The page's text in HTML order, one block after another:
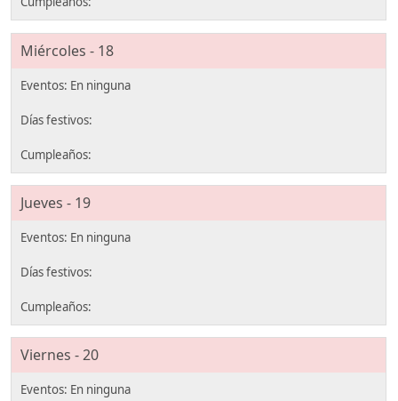
Miércoles - 18
Jueves - 19
Viernes - 20